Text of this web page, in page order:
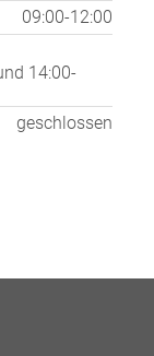
09:00-12:00
14:00-
geschlossen